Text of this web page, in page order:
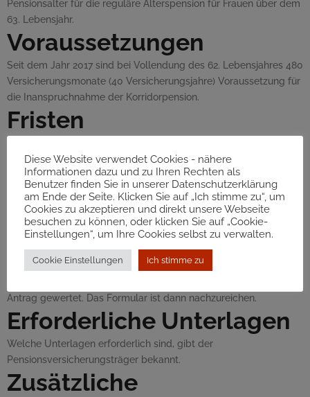
Pensionsalter für die reguläre Alterspension für Frauen über dem
63. Lebensjahr.
Voraussetzungen
Seit dem Jahr 2017 sind bei Vollendung des 62. Lebensjahres 480
Versicherungsmonate (40 Versicherungsjahre) Voraussetzung für
die Inanspruchnahme der Korridorpension.
Fristen
Pensionsantritteingebracht werden.
Zuständige Stelle
der zuständige Pensionsversicherungsträger
Verfahrensablauf
Die Antragstellung ist Voraussetzung für die Durchführung eines
Pensionsfeststellungsverfahren. Es ist ein Antragsformular
Antrag gewertet. Das Formular ist dann nachzureichen.
Erforderliche Unterlagen
Welche Unterlagen erforderlich sind, gibt der
Pensionsversicherungsträger bekannt.
Zusätzliche
Diese Website verwendet Cookies - nähere
Informationen dazu und zu Ihren Rechten als
Benutzer finden Sie in unserer Datenschutzerklärung
am Ende der Seite. Klicken Sie auf „Ich stimme zu“, um
Cookies zu akzeptieren und direkt unsere Webseite
besuchen zu können, oder klicken Sie auf „Cookie-
Einstellungen“, um Ihre Cookies selbst zu verwalten.
Cookie Einstellungen Ich stimme zu